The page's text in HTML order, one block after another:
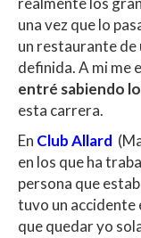
una vez que lo
un restaurante de
definida. A mi me
entré sabiendo
esta carrera.
En Club Allard
en los que ha
persona que
tuvo un accidente
que quedar yo